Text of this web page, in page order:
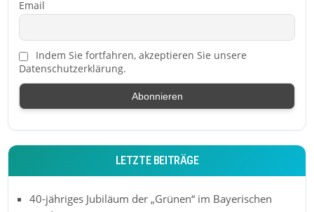
Email
Indem Sie fortfahren, akzeptieren Sie unsere
Datenschutzerklärung.
LETZTE BEITRÄGE
40-jähriges Jubiläum der „Grünen“ im Bayerischen